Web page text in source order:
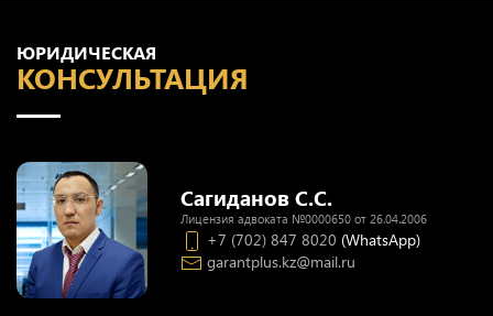
ЮРИДИЧЕСКАЯ
КОНСУЛЬТАЦИЯ
Сагиданов С.С.
Лицензия адвоката №0000650 от 26.04.2006
+7 (702) 847 8020 (WhatsApp)
garantplus.kz@mail.ru